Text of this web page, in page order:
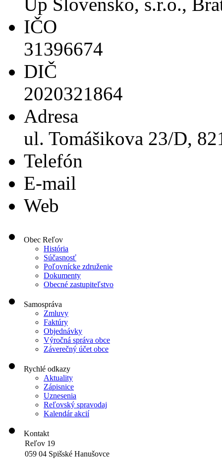
IČO
31396674
DIČ
2020321864
Adresa
ul. Tomášikova 23/D,
Telefón
E-mail
Web
Obec Reľov
História
Súčasnosť
Poľovnícke združenie
Dokumenty
Obecné zastupiteľstvo
Samospráva
Zmluvy
Faktúry
Objednávky
Výročná správa obce
Záverečný účet obce
Rychlé odkazy
Aktuality
Zápisnice
Uznesenia
Reľovský spravodaj
Kalendár akcií
Kontakt
Reľov 19
059 04 Spišské Hanušovce